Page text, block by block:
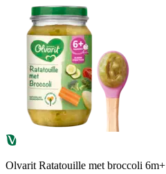
Olvarit Ratatouille met broccoli 6m+